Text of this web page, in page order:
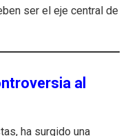
ser el eje central de
al
ha surgido una